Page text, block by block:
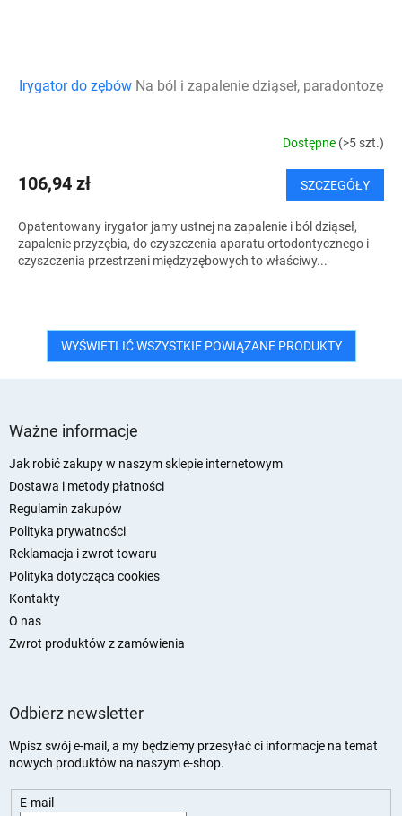
Irygator do zębów Na ból i zapalenie dziąseł, paradontozę
Dostępne (>5 szt.)
106,94 zł SZCZEGÓŁY
Opatentowany irygator jamy ustnej na zapalenie i ból dziąseł,
zapalenie przyzębia, do czyszczenia aparatu ortodontycznego i
czyszczenia przestrzeni międzyzębowych to właściwy...
WYŚWIETLIĆ WSZYSTKIE POWIĄZANE PRODUKTY
Ważne informacje
Jak robić zakupy w naszym sklepie internetowym
Dostawa i metody płatności
Regulamin zakupów
Polityka prywatności
Reklamacja i zwrot towaru
Polityka dotycząca cookies
Kontakty
O nas
Zwrot produktów z zamówienia
Odbierz newsletter
Wpisz swój e-mail, a my będziemy przesyłać ci informacje na temat
nowych produktów na naszym e-shop.
E-mail